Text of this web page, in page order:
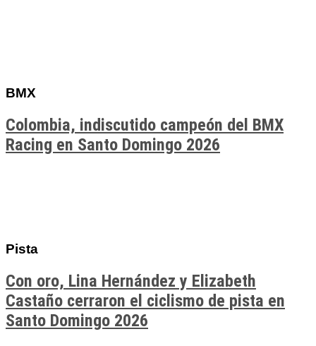
BMX
Colombia, indiscutido campeón del BMX
Racing en Santo Domingo 2026
Pista
Con oro, Lina Hernández y Elizabeth
Castaño cerraron el ciclismo de pista en
Santo Domingo 2026